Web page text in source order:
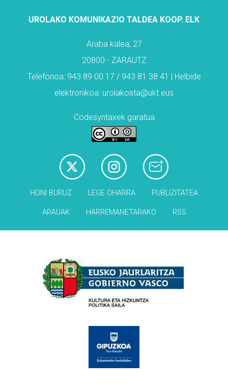
UROLAKO KOMUNIKAZIO TALDEA KOOP. ELK
Araba kalea, 27
20800 - ZARAUTZ
Telefonoa: 943 89 00 17 / 943 81 38 41 | Helbide
elektronikoa: urolakosta@ukt.eus
Codesyntaxek garatua
HONI BURUZ LEGE OHARRA PUBLIZITATEA
ARAUAK HARREMANETARAKO RSS